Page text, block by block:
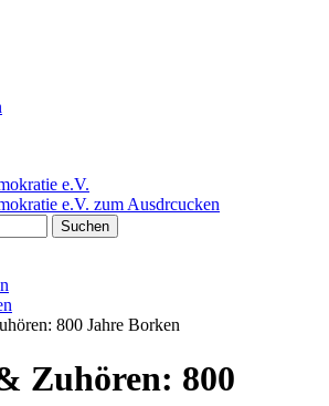
Suchen
800 Jahre Borken
Zuhören: 800